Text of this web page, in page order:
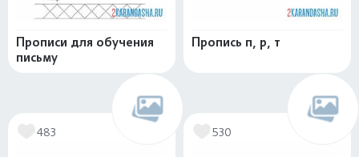
Прописи для обучения
письму
Пропись п, р, т
483 530